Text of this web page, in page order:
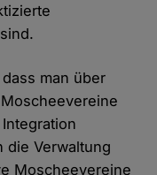
man über
die Verwaltung
Moscheevereine